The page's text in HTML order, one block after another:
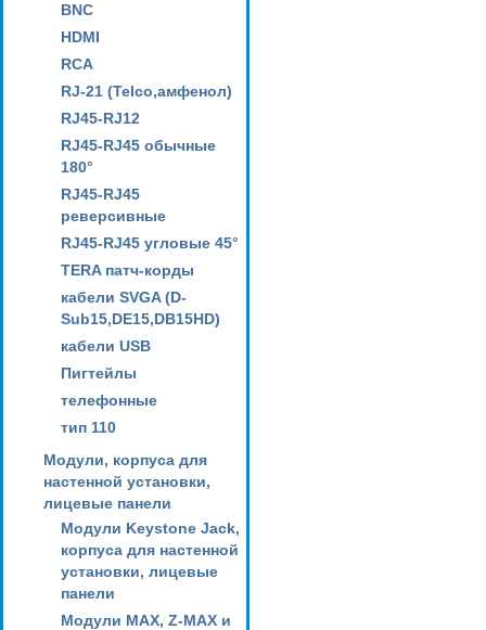
BNC
HDMI
RCA
RJ-21 (Telco,амфенол)
RJ45-RJ12
RJ45-RJ45 обычные
180°
RJ45-RJ45
реверсивные
RJ45-RJ45 угловые 45°
TERA патч-корды
кабели SVGA (D-
Sub15,DE15,DB15HD)
кабели USB
Пигтейлы
телефонные
тип 110
Модули, корпуса для
настенной установки,
лицевые панели
Модули Keystone Jack,
корпуса для настенной
установки, лицевые
панели
Модули MAX, Z-MAX и